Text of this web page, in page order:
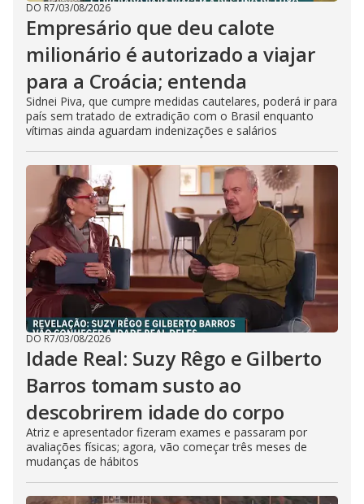
DO R7/03/08/2026
Empresário que deu calote
milionário é autorizado a viajar
para a Croácia; entenda
Sidnei Piva, que cumpre medidas cautelares, poderá ir para
país sem tratado de extradição com o Brasil enquanto
vítimas ainda aguardam indenizações e salários
DO R7/03/08/2026
Idade Real: Suzy Rêgo e Gilberto
Barros tomam susto ao
descobrirem idade do corpo
Atriz e apresentador fizeram exames e passaram por
avaliações físicas; agora, vão começar três meses de
mudanças de hábitos